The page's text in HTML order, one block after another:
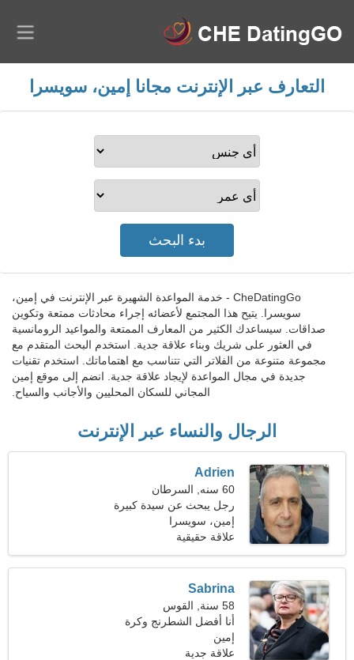
التعارف عبر الإنترنت مجانا إمين، سويسرا
CheDatingGo - خدمة المواعدة الشهيرة عبر الإنترنت في إمين،
سويسرا. يتيح هذا المجتمع لأعضائه إجراء محادثات ممتعة وتكوين
صداقات. سيساعدك الكثير من المعارف الممتعة والمواعيد الرومانسية
في العثور على شريك وبناء علاقة جدية. استخدم البحث المتقدم مع
مجموعة متنوعة من الفلاتر التي تتناسب مع اهتماماتك. استخدم تقنيات
جديدة في مجال المواعدة لإيجاد علاقة جدية. انضم إلى موقع إمين
المجاني للسكان المحليين والأجانب والسياح.
الرجال والنساء عبر الإنترنت
Adrien
60 سنه, السرطان
رجل يبحث عن سيدة كبيرة
إمين، سويسرا
علاقة حقيقية
Sabrina
58 سنة, القوس
أنا أفضل الشطرنج وكرة
القدم
إمين
علاقة جدية